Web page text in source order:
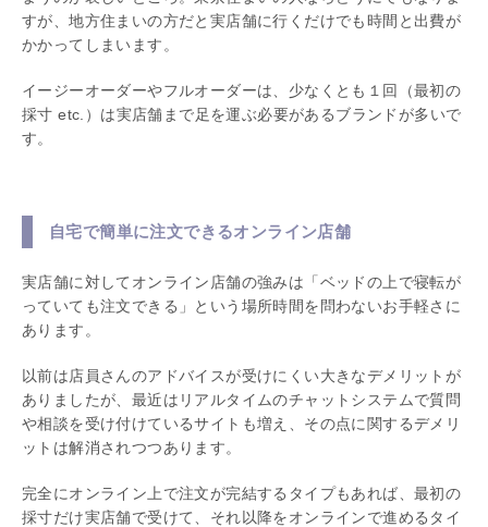
すが、地方住まいの方だと実店舗に行くだけでも時間と出費が
かかってしまいます。
イージーオーダーやフルオーダーは、少なくとも１回（最初の
採寸 etc.）は実店舗まで足を運ぶ必要があるブランドが多いで
す。
自宅で簡単に注文できるオンライン店舗
実店舗に対してオンライン店舗の強みは「ベッドの上で寝転が
っていても注文できる」という場所時間を問わないお手軽さに
あります。
以前は店員さんのアドバイスが受けにくい大きなデメリットが
ありましたが、最近はリアルタイムのチャットシステムで質問
や相談を受け付けているサイトも増え、その点に関するデメリ
ットは解消されつつあります。
完全にオンライン上で注文が完結するタイプもあれば、最初の
採寸だけ実店舗で受けて、それ以降をオンラインで進めるタイ